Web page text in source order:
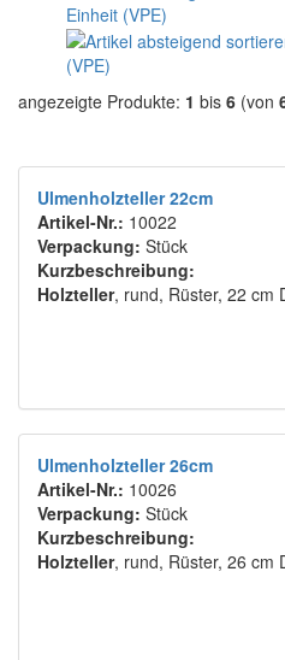
Einheit (VPE)
(VPE)
angezeigte Produkte: 1 bis 6 (von
Ulmenholzteller 22cm
Artikel-Nr.: 10022
Verpackung: Stück
Kurzbeschreibung:
Holzteller, rund, Rüster, 22 cm
Ulmenholzteller 26cm
Artikel-Nr.: 10026
Verpackung: Stück
Kurzbeschreibung:
Holzteller, rund, Rüster, 26 cm